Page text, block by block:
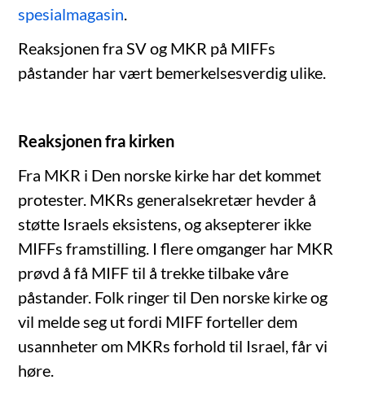
spesialmagasin
Reaksjonen fra SV og MKR på MIFFs
påstander har vært bemerkelsesverdig ulike.
Reaksjonen fra kirken
Fra MKR i Den norske kirke har det kommet
protester. MKRs generalsekretær hevder å
støtte Israels eksistens, og aksepterer ikke
MIFFs framstilling. I flere omganger har MKR
prøvd å få MIFF til å trekke tilbake våre
påstander. Folk ringer til Den norske kirke og
vil melde seg ut fordi MIFF forteller dem
usannheter om MKRs forhold til Israel, får vi
høre.